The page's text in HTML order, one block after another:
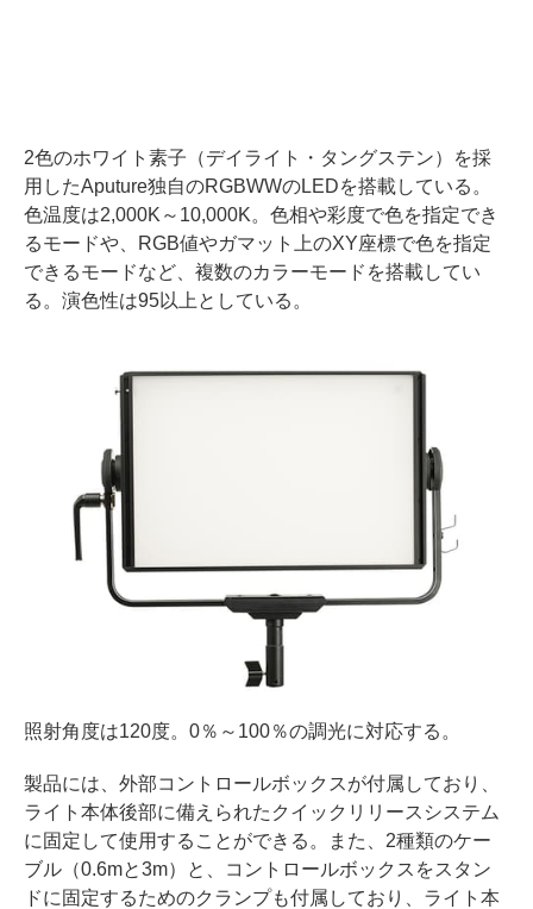
2色のホワイト素子（デイライト・タングステン）を採
用したAputure独自のRGBWWのLEDを搭載している。
色温度は2,000K～10,000K。色相や彩度で色を指定でき
るモードや、RGB値やガマット上のXY座標で色を指定
できるモードなど、複数のカラーモードを搭載してい
る。演色性は95以上としている。
照射角度は120度。0％～100％の調光に対応する。
製品には、外部コントロールボックスが付属しており、
ライト本体後部に備えられたクイックリリースシステム
に固定して使用することができる。また、2種類のケー
ブル（0.6mと3m）と、コントロールボックスをスタン
ドに固定するためのクランプも付属しており、ライト本